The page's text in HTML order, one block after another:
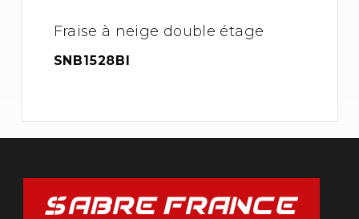
Fraise à neige double étage
SNB1528BI